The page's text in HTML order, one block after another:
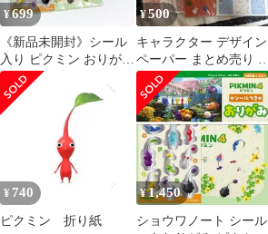
¥699
《新品未開封》シール
入り ピクミン おりがみ
ちよがみ セット
¥500
キャラクター デザイン
ペーパー まとめ売り 8
点セット
¥ 740
ピクミン 折り紙
¥1,450
ショウワノート シール